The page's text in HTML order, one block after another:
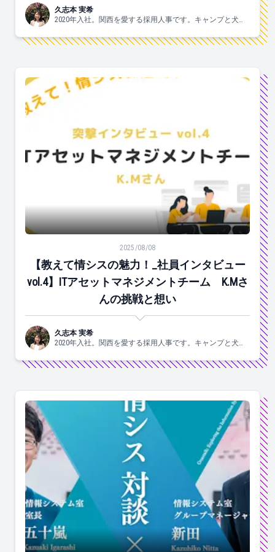
久志本 実希
2020年入社。関西を愛する採用人事です。キャンプと犬と
【教えて情シスの魅力！_社員インタビューvol.4】IT
2025/08/08
【教えて情シスの魅力！_社員インタビュー
vol.4】ITアセットマネジメントチーム K.Mさ
んの挑戦と想い
久志本 実希
2020年入社。関西を愛する採用人事です。キャンプと犬と